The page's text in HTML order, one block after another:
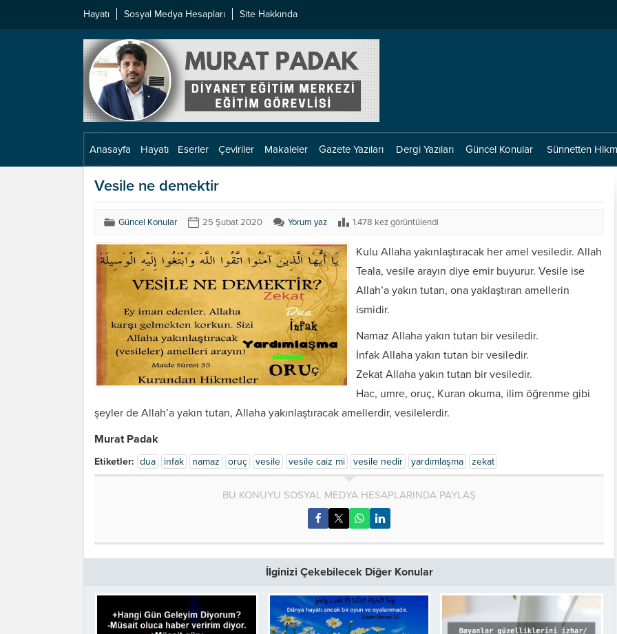
Hayatı Sosyal Medya Hesapları Site Hakkında
Anasayfa Hayatı Eserler Çeviriler Makaleler Gazete Yazıları Dergi Yazıları Güncel Konular Sünnetten
Vesile ne demektir
Güncel Konular 25 Şubat 2020 Yorum yaz 1.478 kez görüntülendi
Kulu Allaha yakınlaştıracak her amel vesiledir. Allah
Teala, vesile arayın diye emir buyurur. Vesile ise
Allah’a yakın tutan, ona yaklaştıran amellerin
ismidir.
Namaz Allaha yakın tutan bir vesiledir.
İnfak Allaha yakın tutan bir vesiledir.
Zekat Allaha yakın tutan bir vesiledir.
Hac, umre, oruç, Kuran okuma, ilim öğrenme gibi
şeyler de Allah’a yakın tutan, Allaha yakınlaştıracak amellerdir, vesilelerdir.
Murat Padak
Etiketler: dua infak namaz oruç vesile vesile caiz mi vesile nedir yardımlaşma zekat
BU KONUYU SOSYAL MEDYA HESAPLARINDA PAYLAŞ
İlginizi Çekebilecek Diğer Konular